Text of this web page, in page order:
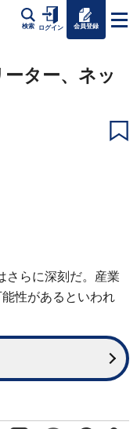
検索 ログイン 会員登録
ーター、ネッ
さらに深刻だ。産業
能性があるといわれ